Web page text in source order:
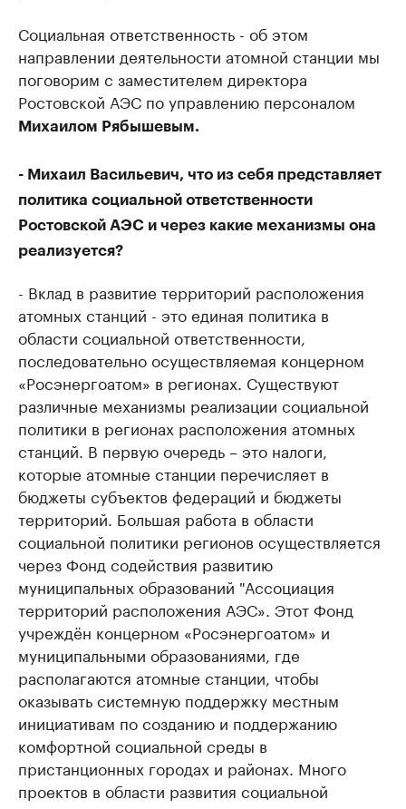
Социальная ответственность - об этом
направлении деятельности атомной станции мы
поговорим с заместителем директора
Ростовской АЭС по управлению персоналом
Михаилом Рябышевым.
- Михаил Васильевич, что из себя представляет
политика социальной ответственности
Ростовской АЭС и через какие механизмы она
реализуется?
- Вклад в развитие территорий расположения
атомных станций - это единая политика в
области социальной ответственности,
последовательно осуществляемая концерном
«Росэнергоатом» в регионах. Существуют
различные механизмы реализации социальной
политики в регионах расположения атомных
станций. В первую очередь – это налоги,
которые атомные станции перечисляет в
бюджеты субъектов федераций и бюджеты
территорий. Большая работа в области
социальной политики регионов осуществляется
через Фонд содействия развитию
муниципальных образований "Ассоциация
территорий расположения АЭС». Этот Фонд
учреждён концерном «Росэнергоатом» и
муниципальными образованиями, где
располагаются атомные станции, чтобы
оказывать системную поддержку местным
инициативам по созданию и поддержанию
комфортной социальной среды в
пристанционных городах и районах. Много
проектов в области развития социальной